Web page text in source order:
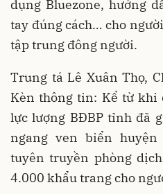
dụng Bluezone, hướng
tay đúng cách… cho
tập trung đông người.
Trung tá Lê Xuân Thọ,
Kèn thông tin: Kể từ khi
lực lượng BĐBP tỉnh đã
ngang ven biển
tuyên truyền phòng
4.000 khẩu trang cho